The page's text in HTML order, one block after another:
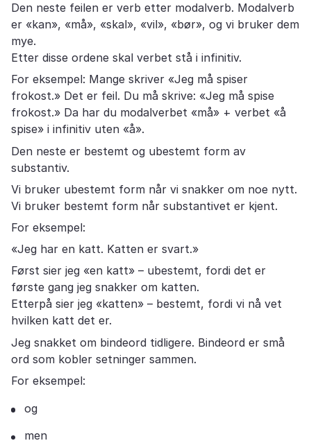
Den neste feilen er verb etter modalverb. Modalverb
er «kan», «må», «skal», «vil», «bør», og vi bruker dem
mye.
Etter disse ordene skal verbet stå i infinitiv.
For eksempel: Mange skriver «Jeg må spiser
frokost.» Det er feil. Du må skrive: «Jeg må spise
frokost.» Da har du modalverbet «må» + verbet «å
spise» i infinitiv uten «å».
Den neste er bestemt og ubestemt form av
substantiv.
Vi bruker ubestemt form når vi snakker om noe nytt.
Vi bruker bestemt form når substantivet er kjent.
For eksempel:
«Jeg har en katt. Katten er svart.»
Først sier jeg «en katt» – ubestemt, fordi det er
første gang jeg snakker om katten.
Etterpå sier jeg «katten» – bestemt, fordi vi nå vet
hvilken katt det er.
Jeg snakket om bindeord tidligere. Bindeord er små
ord som kobler setninger sammen.
For eksempel:
og
men